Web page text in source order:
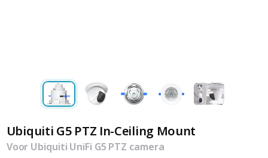
Ubiquiti G5 PTZ In-Ceiling Mount
Voor Ubiquiti UniFi G5 PTZ camera